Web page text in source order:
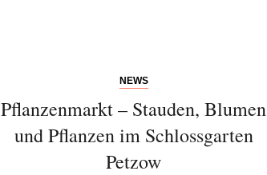
NEWS
Pflanzenmarkt – Stauden, Blumen
und Pflanzen im Schlossgarten
Petzow